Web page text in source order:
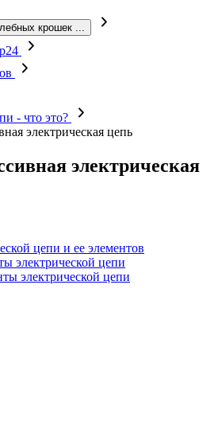
крошек ...
- что это?
электрическая цепь
электрическая
цепи и ее элементов
электрической цепи
электрической цепи